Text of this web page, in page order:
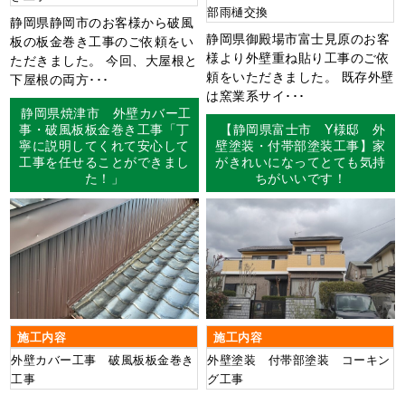
静岡県静岡市のお客様から破風
板の板金巻き工事のご依頼をい
ただきました。 今回、大屋根と
下屋根の両方･･･
部雨樋交換
静岡県御殿場市富士見原のお客
様より外壁重ね貼り工事のご依
頼をいただきました。 既存外壁
は窯業系サイ･･･
静岡県焼津市 外壁カバー工
事・破風板板金巻き工事「丁
寧に説明してくれて安心して
工事を任せることができまし
た！」
施工内容
外壁カバー工事 破風板板金巻き
工事
【静岡県富士市 Y様邸 外
壁塗装・付帯部塗装工事】家
がきれいになってとても気持
ちがいいです！
施工内容
外壁塗装 付帯部塗装 コーキン
グ工事